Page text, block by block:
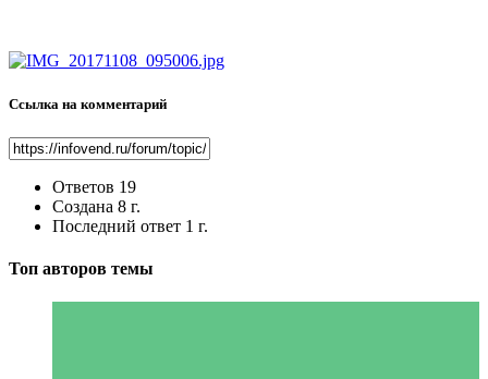
Ссылка на комментарий
Ответов 19
Создана 8 г.
Последний ответ 1 г.
Топ авторов темы